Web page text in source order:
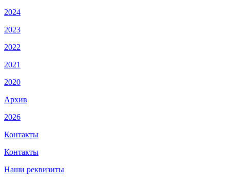
2024
2023
2022
2021
2020
Архив
2026
Контакты
Контакты
Наши реквизиты